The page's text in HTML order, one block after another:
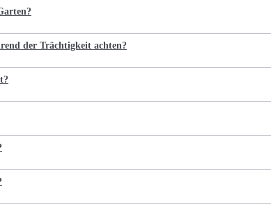
der Trächtigkeit achten?